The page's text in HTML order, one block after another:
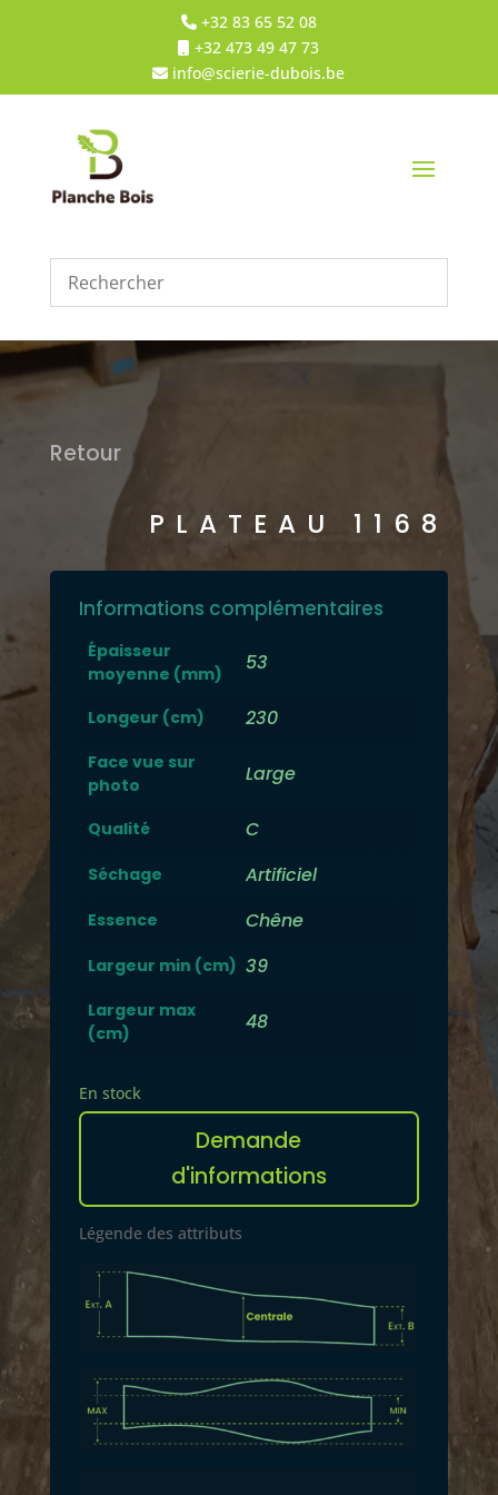
+32 83 65 52 08
+32 473 49 47 73
info@scierie-dubois.be
Retour
PLATEAU 1168
Informations complémentaires
Épaisseur
moyenne (mm)
53
Longeur (cm) 230
Face vue sur
photo
Large
Qualité C
Séchage Artificiel
Essence Chêne
Largeur min (cm) 39
Largeur max
(cm)
48
En stock
quantité
Demande
d'informations
e
Légende des attributs